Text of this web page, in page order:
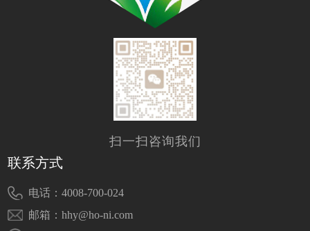
扫一扫咨询我们
联系方式
电话：4008-700-024
邮箱：hhy@ho-ni.com